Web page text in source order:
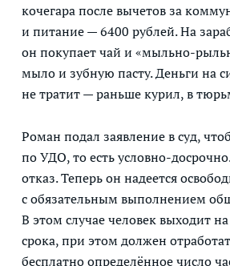
кочегара после вычетов за
и питание — 6400 рублей. На
он покупает чай и «мыльно-
мыло и зубную пасту. Деньги на
не тратит — раньше курил, в
Роман подал заявление в суд,
по УДО, то есть условно-
отказ. Теперь он надеется
с обязательным выполнением
В этом случае человек выходит
срока, при этом должен
бесплатно определённое число